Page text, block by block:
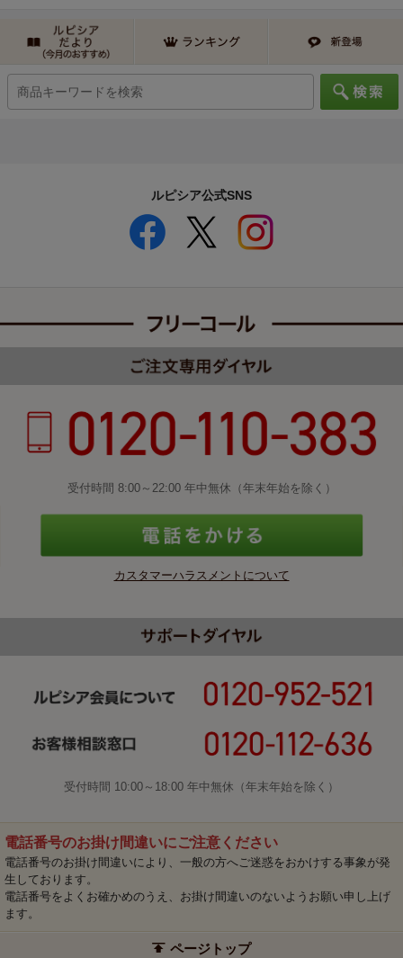
ルピシア公式SNS
受付時間 8:00～22:00 年中無休（年末年始を除く）
カスタマーハラスメントについて
受付時間 10:00～18:00 年中無休（年末年始を除く）
電話番号のお掛け間違いにご注意ください
電話番号のお掛け間違いにより、一般の方へご迷惑をおかけする事象が発
生しております。
電話番号をよくお確かめのうえ、お掛け間違いのないようお願い申し上げ
ます。
ページトップ